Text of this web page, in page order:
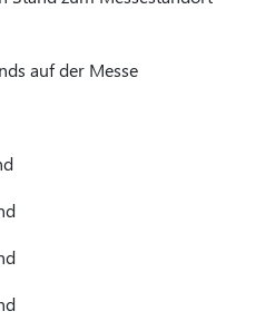
auf der Messe